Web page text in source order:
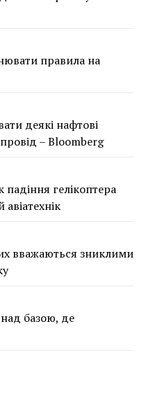
правила на
деякі нафтові
– Bloomberg
гелікоптера
вважаються зниклими
базою, де